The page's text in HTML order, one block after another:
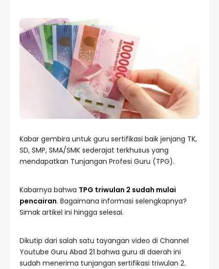
Kabar gembira untuk guru sertifikasi baik jenjang TK,
SD, SMP, SMA/SMK sederajat terkhusus yang
mendapatkan Tunjangan Profesi Guru (TPG).
Kabarnya bahwa TPG triwulan 2 sudah mulai
pencairan. Bagaimana informasi selengkapnya?
Simak artikel ini hingga selesai.
Dikutip dari salah satu tayangan video di Channel
Youtube Guru Abad 21 bahwa guru di daerah ini
sudah menerima tunjangan sertifikasi triwulan 2.